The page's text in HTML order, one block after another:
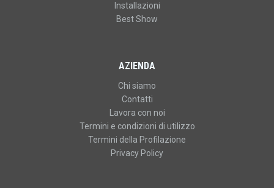
Installazioni
Best Show
AZIENDA
Chi siamo
Contatti
Lavora con noi
Termini e condizioni di utilizzo
Termini della Profilazione
Privacy Policy